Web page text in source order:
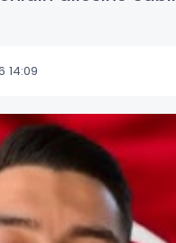
14:09